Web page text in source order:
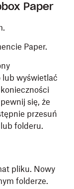
Paper
Paper.
wyświetlać
się, że
przesuń
folderu.
pliku. Nowy
folderze.